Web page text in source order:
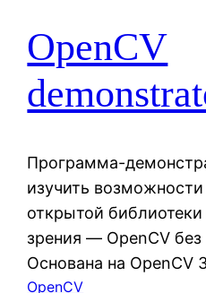
OpenCV
Программа-
изучить
открытой
зрения — OpenCV без
Основана на OpenCV
OpenCV